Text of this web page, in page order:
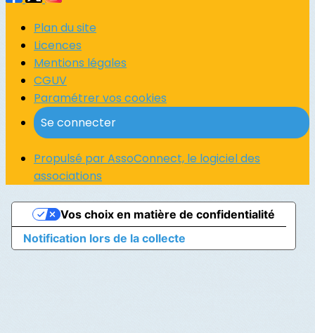
Plan du site
Licences
Mentions légales
CGUV
Paramétrer vos cookies
Se connecter
Propulsé par AssoConnect, le logiciel des
associations
Notification lors de la collecte
Vos choix en matière de confidentialité